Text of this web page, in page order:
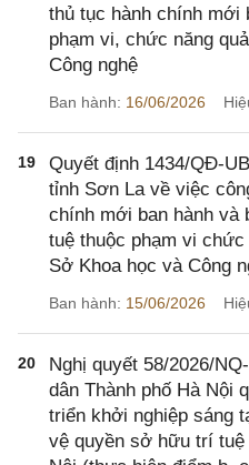
thủ tục hành chính mới
phạm vi, chức năng
Công nghệ
Ban hành: 16/06/2026
19
Quyết định 1434/QĐ-
tỉnh Sơn La về việc
chính mới ban hành
tuệ thuộc phạm vi
Sở Khoa học và Công
Ban hành: 15/06/2026
20
Nghị quyết 58/2026/
dân Thành phố Hà Nội
triển khởi nghiệp sáng
vệ quyền sở hữu trí tuệ